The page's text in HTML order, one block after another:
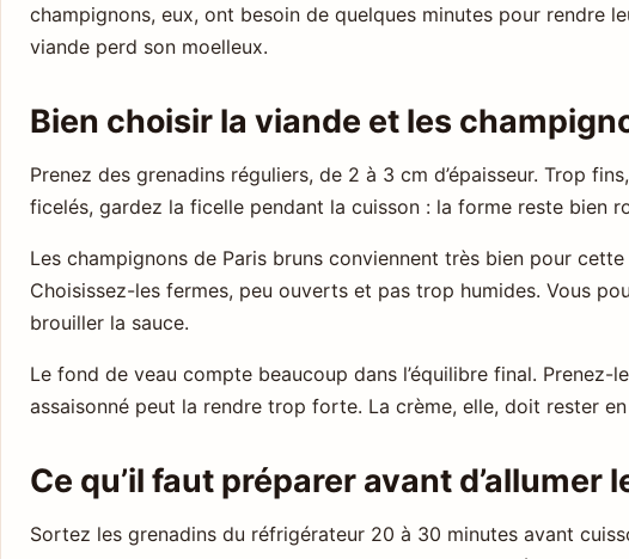
champignons, eux, ont besoin de quelques minutes pour rendre
viande perd son moelleux.
Bien choisir la viande et les
Prenez des grenadins réguliers, de 2 à 3 cm d’épaisseur. Trop
ficelés, gardez la ficelle pendant la cuisson : la forme reste bien
Les champignons de Paris bruns conviennent très bien pour
Choisissez-les fermes, peu ouverts et pas trop humides. Vous
brouiller la sauce.
Le fond de veau compte beaucoup dans l’équilibre final.
assaisonné peut la rendre trop forte. La crème, elle, doit rester
Ce qu’il faut préparer avant d’allumer
Sortez les grenadins du réfrigérateur 20 à 30 minutes avant